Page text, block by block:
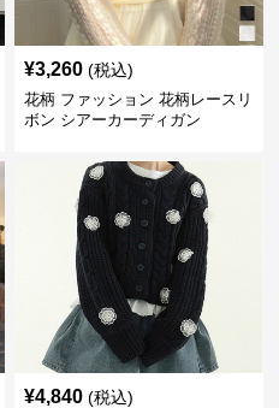
¥3,260 (税込)
花柄 ファッション 花柄レースリ
ボン シアーカーディガン
¥4,840 (税込)